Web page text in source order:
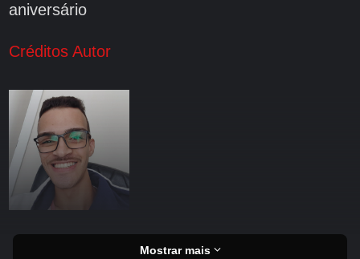
aniversário
Créditos Autor
Mostrar mais